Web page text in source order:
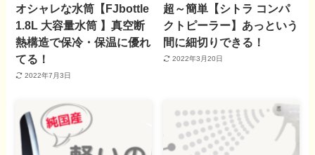
オシャレな水筒【FJbottle
1.8L 大容量水筒 】真空断
熱構造で保冷・保温に優れ
てる！
2022年7月3日
超～簡単【シトラ コンパ
クトピーラー】あっという
間に細切りできる！
2022年3月20日